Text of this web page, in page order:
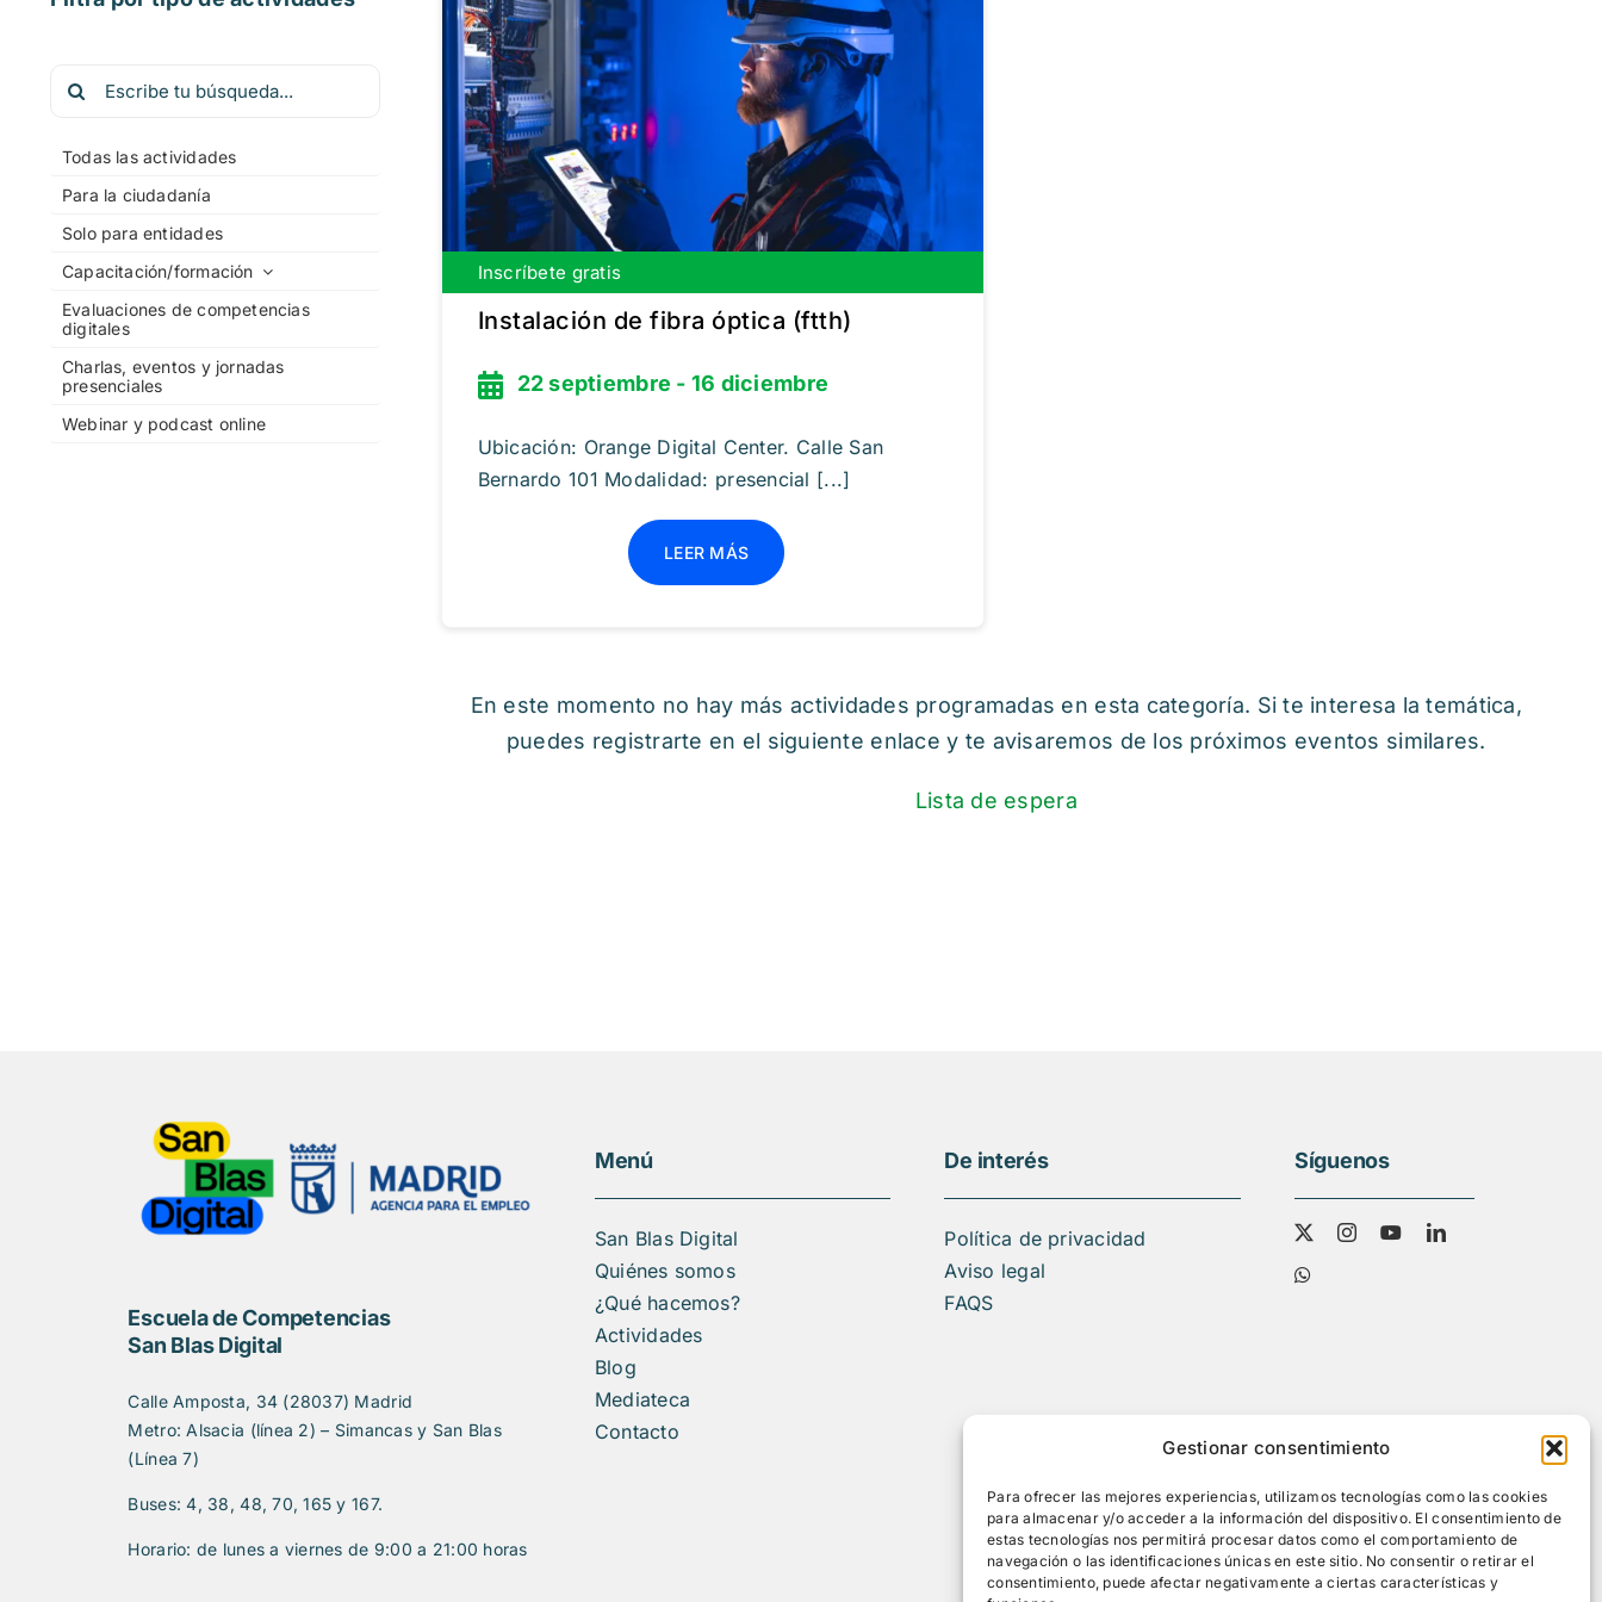
Gestionar consentimiento
Para ofrecer las mejores experiencias, utilizamos tecnologías como las cookies
para almacenar y/o acceder a la información del dispositivo. El consentimiento de
estas tecnologías nos permitirá procesar datos como el comportamiento de
navegación o las identificaciones únicas en este sitio. No consentir o retirar el
consentimiento, puede afectar negativamente a ciertas características y
Buscar:
Todas las actividades
Para la ciudadanía
Solo para entidades
Capacitación/formación
Evaluaciones de competencias
digitales
Charlas, eventos y jornadas
presenciales
Webinar y podcast online
Inscríbete gratis
Instalación de fibra óptica (ftth)
22 septiembre - 16 diciembre
Ubicación: Orange Digital Center. Calle San
Bernardo 101 Modalidad: presencial [...]
LEER MÁS
En este momento no hay más actividades programadas en esta categoría. Si te interesa la temática,
puedes registrarte en el siguiente enlace y te avisaremos de los próximos eventos similares.
Lista de espera
Escuela de Competencias
San Blas Digital
Calle Amposta, 34 (28037) Madrid
Metro: Alsacia (línea 2) – Simancas y San Blas
(Línea 7)
Buses: 4, 38, 48, 70, 165 y 167.
Horario: de lunes a viernes de 9:00 a 21:00 horas
Menú
San Blas Digital
Quiénes somos
¿Qué hacemos?
Actividades
Blog
Mediateca
Contacto
De interés
Política de privacidad
Aviso legal
FAQS
Síguenos